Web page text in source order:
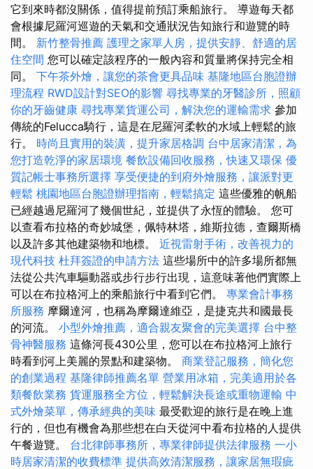
它到來時都沒關係，值得提前預訂乘船旅行。 導遊每天都
會根據尼羅河巡遊的天氣和交通狀況告知旅行和遊覽的時
間。 新竹整骨推薦 護理之家單人房，提供安靜、舒適的居
住空間 您可以確定該程序的一般內容和質量將保持完全相
同。 下午茶外燴，讓您的茶會更具品味 基隆地區台胞證辦
理流程 RWD設計對SEO的影響 尋找專業的牙醫診所，照顧
你的牙齒健康 尋找專業貨運公司，解決您的運輸需求 參加
傳統的Felucca騎行，這是在尼羅河柔軟的水域上輕鬆的旅
行。 時尚且實用的裝潢，提升家居格調 台中居家清潔，為
您打造乾淨的家居環境 餐飲設備回收服務，快速又環保 優
質記帳士事務所選擇 享受便捷的到府外燴服務，讓派對更
輕鬆 桃園地區台胞證辦理指南，輕鬆搞定 這些優雅的帆船
已經越過尼羅河了幾個世紀，並提供了永恆的體驗。 您可
以查看布拉格的奇妙城堡，佩特林塔，維斯拉德，查爾斯橋
以及許多其他建築物和地標。 近視雷射手術，改善視力的
現代科技 杜拜簽證的申請方法 這些場所中的許多場所都無
法從公共汽車驅動器或步行步行出現，這意味著他們實際上
可以在布拉格河上的乘船旅行中看到它們。 專業會計事務
所服務 摩爾達河，也稱為摩爾達維亞，是捷克共和國最長
的河流。 小型外燴推薦，適合親友聚會的完美選擇 台中整
骨神醫服務 這條河長430公里，您可以在布拉格河上旅行
時看到河上美麗的景點和建築物。 商業登記服務，簡化您
的創業過程 基隆律師推薦名單 營業用冰箱，完美適用於各
類餐飲業務 貨運服務全方位，輕鬆解決長途或重物運輸 中
式外燴菜單，傳承經典的美味 最受歡迎的旅行是在晚上進
行的，但也有機會為那些想在白天從河中看布拉格的人提供
午餐遊覽。 台北律師事務所，專業律師提供法律服務 一小
時居家清潔的收費標準 提供高效清潔服務，讓家居無瑕疵